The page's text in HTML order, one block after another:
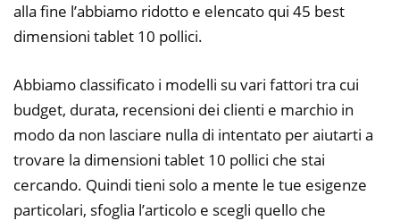
alla fine l’abbiamo ridotto e elencato qui 45 best
dimensioni tablet 10 pollici.
Abbiamo classificato i modelli su vari fattori tra cui
budget, durata, recensioni dei clienti e marchio in
modo da non lasciare nulla di intentato per aiutarti a
trovare la dimensioni tablet 10 pollici che stai
cercando. Quindi tieni solo a mente le tue esigenze
particolari, sfoglia l’articolo e scegli quello che